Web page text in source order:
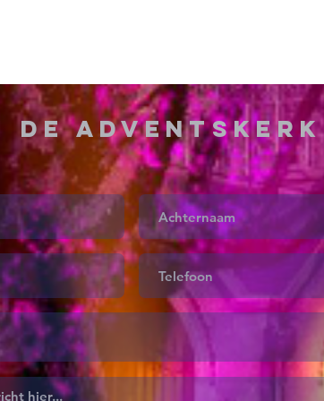
de Adventskerk